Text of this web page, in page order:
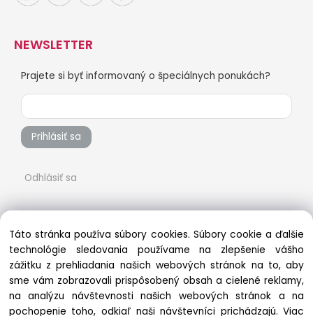
NEWSLETTER
Prajete si byť informovaný o špeciálnych ponukách?
Prihlásiť sa
Odhlásiť sa
Táto stránka používa súbory cookies. Súbory cookie a ďalšie
technológie sledovania používame na zlepšenie vášho
zážitku z prehliadania našich webových stránok na to, aby
sme vám zobrazovali prispôsobený obsah a cielené reklamy,
na analýzu návštevnosti našich webových stránok a na
pochopenie toho, odkiaľ naši návštevníci prichádzajú.Viac